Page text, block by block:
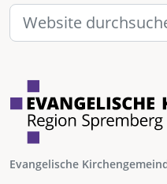
Evangelische